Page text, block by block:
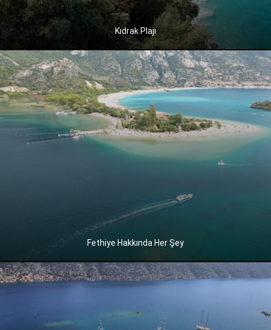
Kıdrak Plajı
Fethiye Hakkında Her Şey